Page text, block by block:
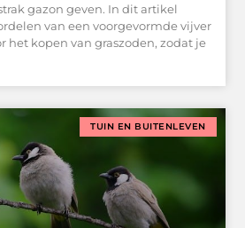
gazon geven. In dit artikel
van een voorgevormde vijver
het kopen van graszoden, zodat je
TUIN EN BUITENLEVEN